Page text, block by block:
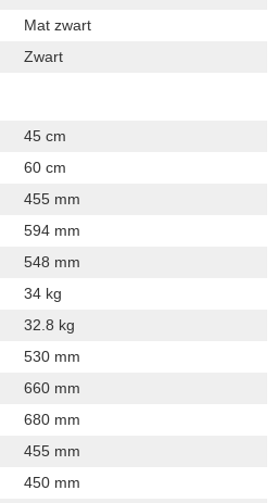
Mat zwart
Zwart
45 cm
60 cm
455 mm
594 mm
548 mm
34 kg
32.8 kg
530 mm
660 mm
680 mm
455 mm
450 mm